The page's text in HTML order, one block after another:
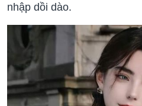
nhập dồi dào.